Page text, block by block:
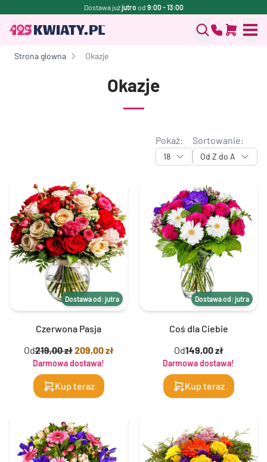
Dostawa jużjutro od 9:00 - 13:00
Strona glowna Okazje
Okazje
Pokaż:
18
Sortowanie:
Od Z do A
Dostawa od: jutra
Czerwona Pasja
Od219,00 zł209,00 zł
Darmowa dostawa!
Kup teraz
Dostawa od: jutra
Coś dla Ciebie
Od149,00 zł
Darmowa dostawa!
Kup teraz